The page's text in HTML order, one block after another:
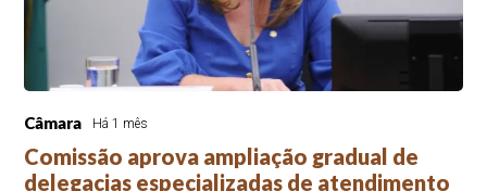
Câmara Há 1 mês
Comissão aprova ampliação gradual de
delegacias especializadas de atendimento